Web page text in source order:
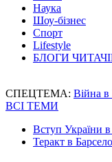
Наука
Шоу-бізнес
Спорт
Lifestyle
БЛОГИ
СПЕЦТЕМА: Війна в
ВСІ ТЕМИ
Вступ України
Теракт в